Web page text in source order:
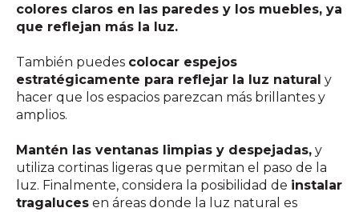
colores claros en las paredes y los muebles, ya
que reflejan más la luz.
También puedes colocar espejos
estratégicamente para reflejar la luz natural y
hacer que los espacios parezcan más brillantes y
amplios.
Mantén las ventanas limpias y despejadas, y
utiliza cortinas ligeras que permitan el paso de la
luz. Finalmente, considera la posibilidad de instalar
tragaluces en áreas donde la luz natural es